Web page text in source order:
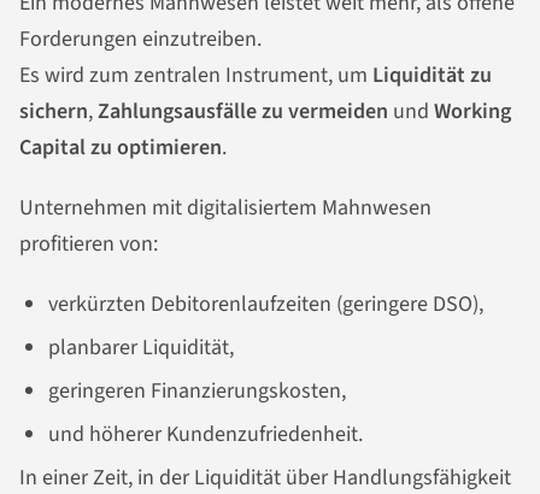
Forderungen einzutreiben.
Es wird zum zentralen Instrument, um Liquidität zu
sichern,Zahlungsausfälle zu vermeiden und Working
Capital zu optimieren.
Unternehmen mit digitalisiertem Mahnwesen
profitieren von:
verkürzten Debitorenlaufzeiten (geringere DSO),
planbarer Liquidität,
geringeren Finanzierungskosten,
und höherer Kundenzufriedenheit.
In einer Zeit, in der Liquidität über Handlungsfähigkeit